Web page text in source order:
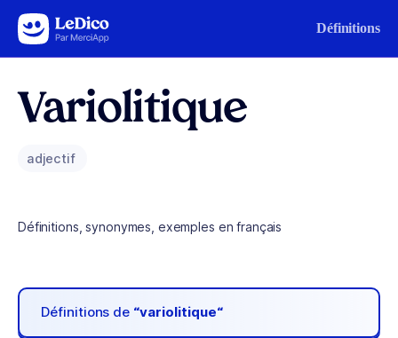
Aller au contenu Définitions
Variolitique
adjectif
Définitions, synonymes, exemples en français
Définitions de “variolitique“